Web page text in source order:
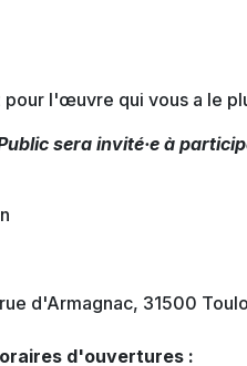
l'œuvre qui vous a le
sera invité·e à
d'Armagnac, 31500
d'ouvertures :